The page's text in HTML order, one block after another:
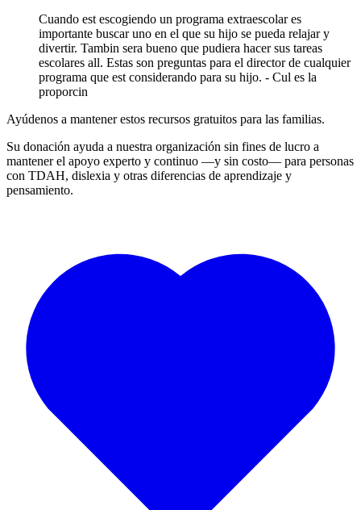
Cuando est escogiendo un programa extraescolar es
importante buscar uno en el que su hijo se pueda relajar y
divertir. Tambin sera bueno que pudiera hacer sus tareas
escolares all. Estas son preguntas para el director de cualquier
programa que est considerando para su hijo. - Cul es la
proporcin
Ayúdenos a mantener estos recursos gratuitos para las familias.
Su donación ayuda a nuestra organización sin fines de lucro a
mantener el apoyo experto y continuo —y sin costo— para personas
con TDAH, dislexia y otras diferencias de aprendizaje y
pensamiento.